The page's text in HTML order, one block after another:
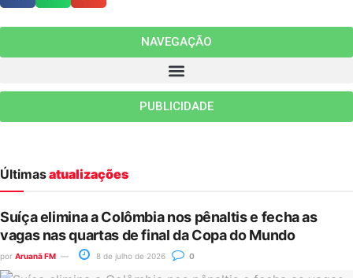
NAVEGAÇÃO
PUBLICIDADE
Últimasatualizações
Suíça elimina a Colômbia nos pênaltis e fecha as
vagas nas quartas de final da Copa do Mundo
por Aruanã FM 8 de julho de 2026 0